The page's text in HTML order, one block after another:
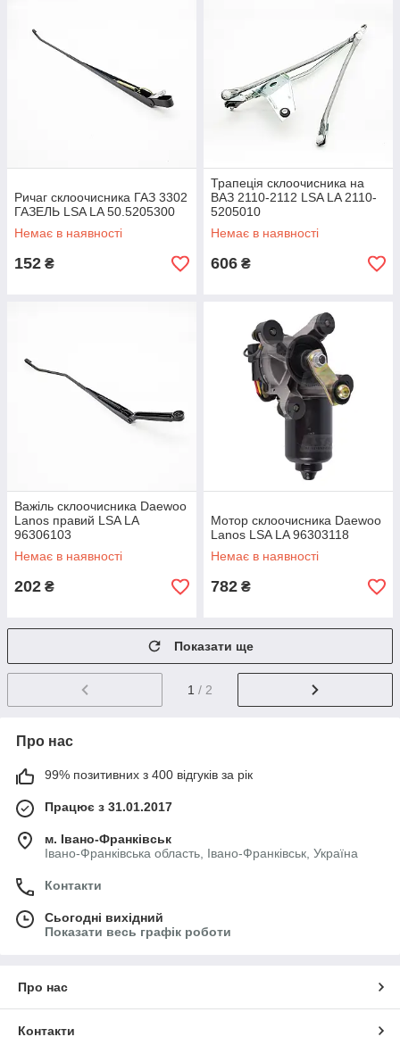
Ричаг склоочисника ГАЗ 3302
ГАЗЕЛЬ LSA LA 50.5205300
Немає в наявності
152 ₴
Трапеція склоочисника на
ВАЗ 2110-2112 LSA LA 2110-
5205010
Немає в наявності
606 ₴
Важіль склоочисника Daewoo
Lanos правий LSA LA
96306103
Немає в наявності
202 ₴
Мотор склоочисника Daewoo
Lanos LSA LA 96303118
Немає в наявності
782 ₴
Показати ще
1 / 2
Про нас
99% позитивних з 400 відгуків за рік
Працює з 31.01.2017
м. Івано-Франківськ
Івано-Франківська область, Івано-Франківськ, Україна
Контакти
Сьогодні вихідний
Показати весь графік роботи
Про нас
Контакти